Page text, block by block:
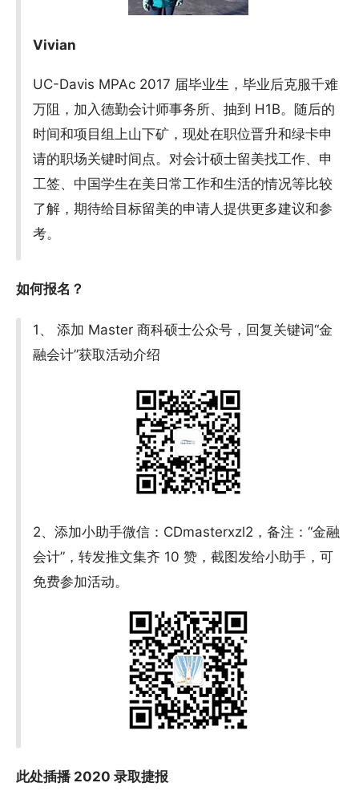
Vivian
UC-Davis MPAc 2017 届毕业生，毕业后克服千难
万阻，加入德勤会计师事务所、抽到 H1B。随后的
时间和项目组上山下矿，现处在职位晋升和绿卡申
请的职场关键时间点。对会计硕士留美找工作、申
工签、中国学生在美日常工作和生活的情况等比较
了解，期待给目标留美的申请人提供更多建议和参
考。
如何报名？
1、 添加 Master 商科硕士公众号，回复关键词“金
融会计”获取活动介绍
2、添加小助手微信：CDmasterxzl2，备注：“金融
会计”，转发推文集齐 10 赞，截图发给小助手，可
免费参加活动。
此处插播 2020 录取捷报